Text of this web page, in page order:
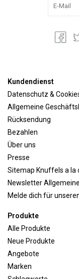
Kundendienst
Datenschutz &
Allgemeine
Rücksendung
Bezahlen
Über uns
Presse
Sitemap Knuffels a la
Newsletter
Melde dich für
Produkte
Alle Produkte
Neue Produkte
Angebote
Marken